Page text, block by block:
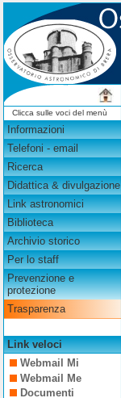
Clicca sulle voci del menù
Informazioni
Telefoni - email
Ricerca
Didattica & divulgazione
Link astronomici
Biblioteca
Archivio storico
Per lo staff
Prevenzione e
protezione
Trasparenza
Link veloci
Webmail Mi
Webmail Me
Documenti